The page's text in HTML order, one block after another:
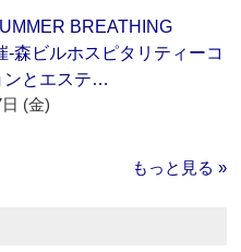
BREATHING
‐森ビルホスピタリティーコ
ンとエステ…
(金)
もっと見る »